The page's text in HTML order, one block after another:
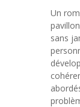
Un
sans